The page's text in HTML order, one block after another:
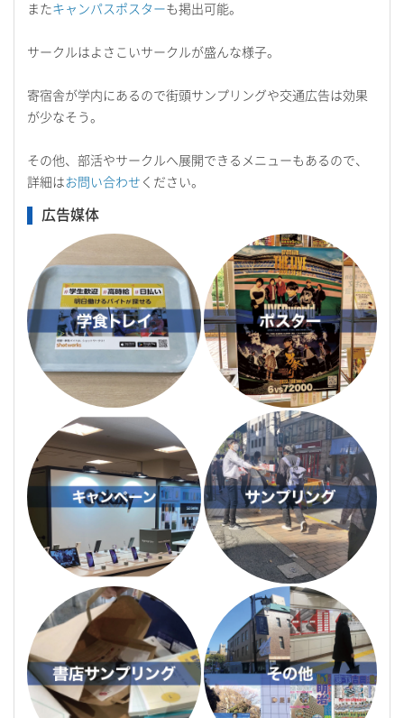
またキャンパスポスターも掲出可能。
サークルはよさこいサークルが盛んな様子。
寄宿舎が学内にあるので街頭サンプリングや交通広告は効果
が少なそう。
その他、部活やサークルへ展開できるメニューもあるので、
詳細はお問い合わせ ください。
広告媒体